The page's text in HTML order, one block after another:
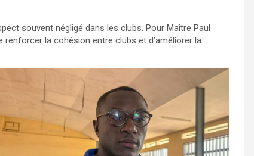
souvent négligé dans les clubs. Pour Maître Paul
la cohésion entre clubs et d’améliorer la